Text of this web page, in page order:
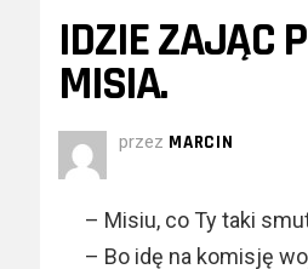
IDZIE ZAJĄC
MISIA.
przez MARCIN
– Misiu, co Ty taki
– Bo idę na komisję